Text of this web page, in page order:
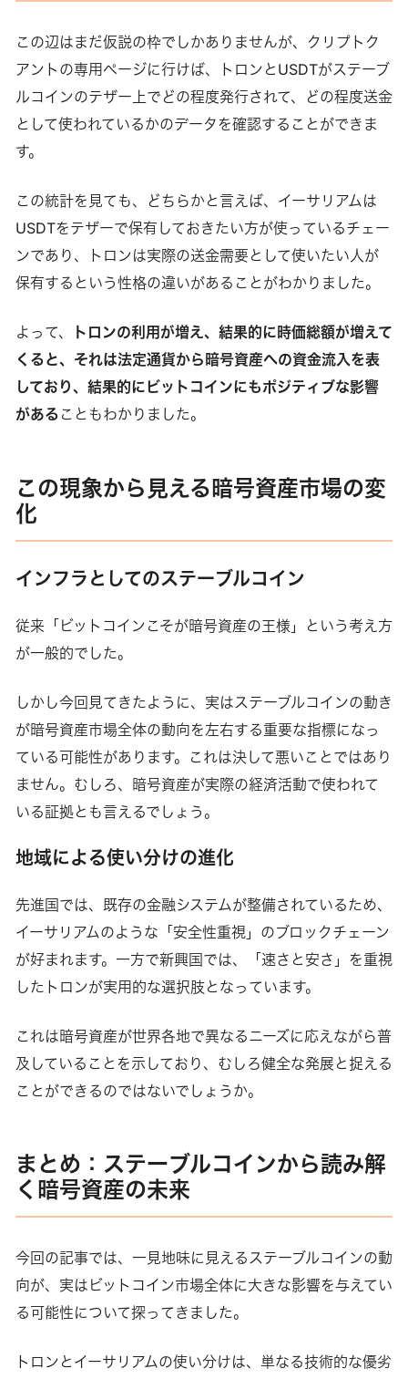
この辺はまだ仮説の枠でしかありませんが、クリプトク
アントの専用ページに行けば、トロンとUSDTがステーブ
ルコインのテザー上でどの程度発行されて、どの程度送金
として使われているかのデータを確認することができま
す。
この統計を見ても、どちらかと言えば、イーサリアムは
USDTをテザーで保有しておきたい方が使っているチェー
ンであり、トロンは実際の送金需要として使いたい人が
保有するという性格の違いがあることがわかりました。
よって、
トロンの利用が増え、結果的に時価総額が増えて
くると、それは法定通貨から暗号資産への資金流入を表
しており、結果的にビットコインにもポジティブな影響
がある こともわかりました。
この現象から見える暗号資産市場の変
化
インフラとしてのステーブルコイン
従来「ビットコインこそが暗号資産の王様」という考え方
が一般的でした。
しかし今回見てきたように、実はステーブルコインの動き
が暗号資産市場全体の動向を左右する重要な指標になっ
ている可能性があります。これは決して悪いことではあり
ません。むしろ、暗号資産が実際の経済活動で使われて
いる証拠とも言えるでしょう。
地域による使い分けの進化
先進国では、既存の金融システムが整備されているため、
イーサリアムのような「安全性重視」のブロックチェーン
が好まれます。一方で新興国では、「速さと安さ」を重視
したトロンが実用的な選択肢となっています。
これは暗号資産が世界各地で異なるニーズに応えながら普
及していることを示しており、むしろ健全な発展と捉える
ことができるのではないでしょうか。
まとめ：ステーブルコインから読み解
く暗号資産の未来
今回の記事では、一見地味に見えるステーブルコインの動
向が、実はビットコイン市場全体に大きな影響を与えてい
る可能性について探ってきました。
トロンとイーサリアムの使い分けは、単なる技術的な優劣